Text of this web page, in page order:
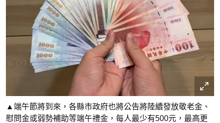
▲端午節將到來，各縣市政府也將公告將陸續發放敬老金、
慰問金或弱勢補助等端午禮金，每人最少有500元，最高更